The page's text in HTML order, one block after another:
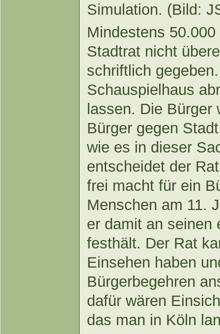
Simulation. (Bild:
Mindestens
Stadtrat nicht
schriftlich
Schauspielhaus
lassen. Die
Bürger gegen
wie es in dieser
entscheidet der
frei macht für ein
Menschen am 11.
er damit an seinen
festhält. Der Rat
Einsehen haben
Bürgerbegehren
dafür wären
das man in Köln